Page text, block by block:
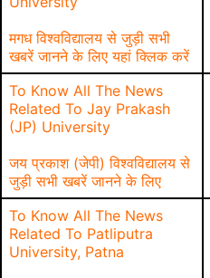
मगध विश्वविद्यालय से जुड़ी सभी
खबरें जानने के लिए यहां क्लिक करें
To Know All The News
Related To Jay Prakash
(JP) University
जय प्रकाश (जेपी) विश्वविद्यालय से
जुड़ी सभी खबरें जानने के लिए
To Know All The News
Related To Patliputra
University, Patna